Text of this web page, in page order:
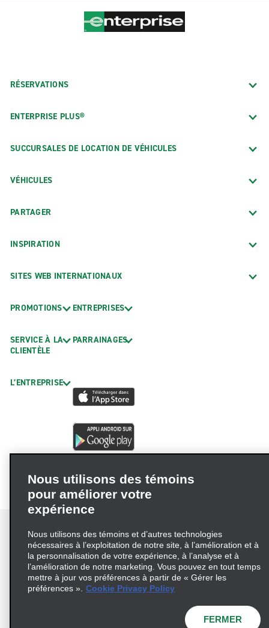
RÉSERVATIONS
ENTERPRISE PLUS®
SUCCURSALES DE LOCATION DE VÉHICULES
VÉHICULES
PARTAGER
INSPIRATION
SITES WEB INTERNATIONAUX
PROMOTIONS
SERVICE À LA
CLIENTÈLE
L’ENTREPRISE
ENTREPRISES
PARRAINAGES
Conditions d’utilisation
Politique de confidentialité
Politique sur les fichiers témoins
Nous utilisons des témoins
pour améliorer votre
expérience
Nous utilisons des témoins et d’autres technologies
nécessaires à l’exploitation de notre site, à l’amélioration et à
la personnalisation de votre expérience, à l’analyse et à
l’amélioration de notre marketing. Vous pouvez en tout temps
mettre à jour vos préférences à partir de « Gérer les
préférences ». Cookie Privacy Policy
FERMER